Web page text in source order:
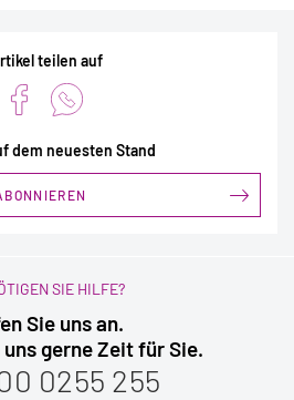
teilen auf
dem neuesten Stand
SIE HILFE?
Sie uns an.
gerne Zeit für Sie.
0255 255